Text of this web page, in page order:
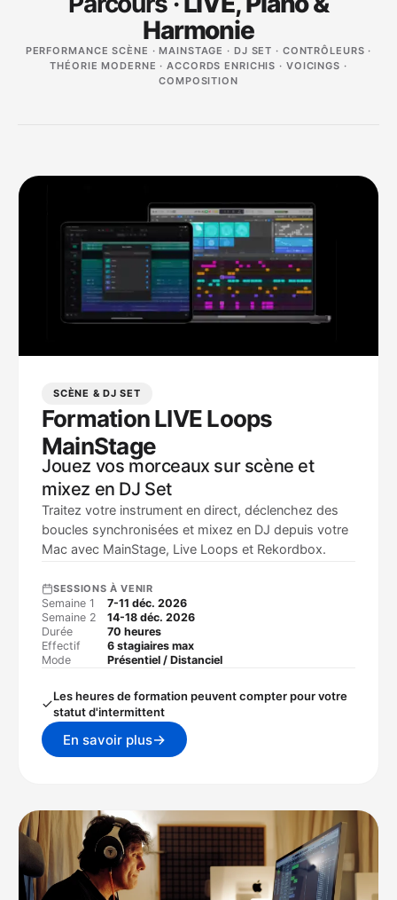
Harmonie
PERFORMANCE SCÈNE · MAINSTAGE · DJ SET · CONTRÔLEURS ·
THÉORIE MODERNE · ACCORDS ENRICHIS · VOICINGS ·
COMPOSITION
SCÈNE & DJ SET
Formation LIVE Loops
MainStage
Jouez vos morceaux sur scène et
mixez en DJ Set
Traitez votre instrument en direct, déclenchez des
boucles synchronisées et mixez en DJ depuis votre
Mac avec MainStage, Live Loops et Rekordbox.
SESSIONS À VENIR
Semaine 1
7-11 déc. 2026
Semaine 2
14-18 déc. 2026
Durée
70 heures
Effectif
6 stagiaires max
Mode
Présentiel / Distanciel
Les heures de formation peuvent compter pour votre
statut d'intermittent
En savoir plus→